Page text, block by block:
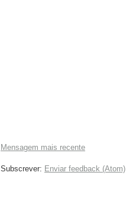
Mensagem mais recente
Subscrever: Enviar feedback (Atom)